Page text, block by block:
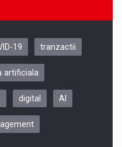
9 Decembrie
19 tranzactii
artificiala
digital AI